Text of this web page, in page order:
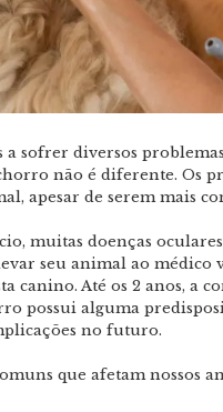
sofrer diversos
não é diferente. Os
apesar de serem mais
muitas doenças
seu animal ao médico
canino. Até os 2 anos, a
possui alguma
no futuro.
que afetam nossos